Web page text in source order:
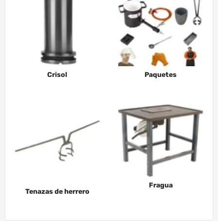
Crisol Paquetes
Tenazas de herrero
Fragua